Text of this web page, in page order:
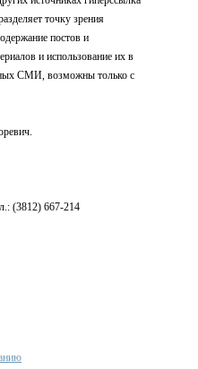
точку зрения
постов и
и использование их в
СМИ, возможны только с
(3812) 667-214